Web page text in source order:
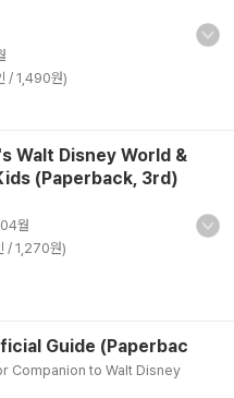
/ 1,490원)
Walt Disney World &
(Paperback, 3rd)
월
/ 1,270원)
Guide (Paperbac
Companion to Walt Disney